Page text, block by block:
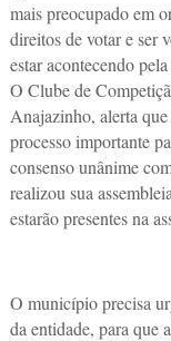
mais preocupado em
direitos de votar e ser
estar acontecendo
O Clube de
Anajazinho, alerta que
processo importante
consenso unânime
realizou sua
estarão presentes na
O município precisa
da entidade, para